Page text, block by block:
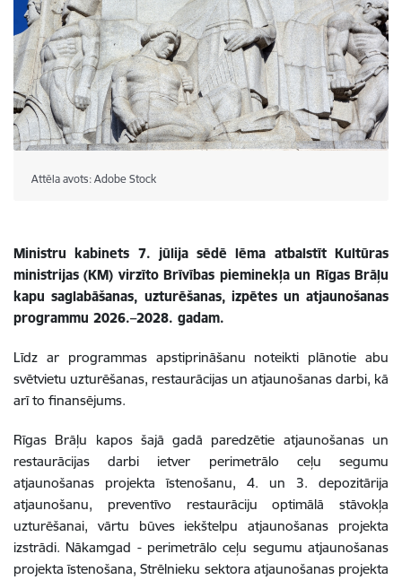
Attēla avots: Adobe Stock
Ministru kabinets 7. jūlija sēdē lēma atbalstīt Kultūras
ministrijas (KM) virzīto Brīvības pieminekļa un Rīgas Brāļu
kapu saglabāšanas, uzturēšanas, izpētes un atjaunošanas
programmu 2026.–2028. gadam.
Līdz ar programmas apstiprināšanu noteikti plānotie abu
svētvietu uzturēšanas, restaurācijas un atjaunošanas darbi, kā
arī to finansējums.
Rīgas Brāļu kapos šajā gadā paredzētie atjaunošanas un
restaurācijas darbi ietver perimetrālo ceļu segumu
atjaunošanas projekta īstenošanu, 4. un 3. depozitārija
atjaunošanu, preventīvo restaurāciju optimālā stāvokļa
uzturēšanai, vārtu būves iekštelpu atjaunošanas projekta
izstrādi. Nākamgad - perimetrālo ceļu segumu atjaunošanas
projekta īstenošana, Strēlnieku sektora atjaunošanas projekta